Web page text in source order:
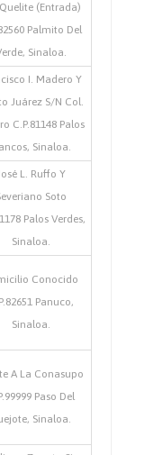
(Entrada)
Palmito Del
Sinaloa.
I. Madero Y
Juárez S/N Col.
C.P.81148 Palos
Sinaloa.
L. Ruffo Y
Soto
Palos Verdes,
Sinaloa.
Conocido
Panuco,
Sinaloa.
A La Conasupo
Paso Del
Sinaloa.